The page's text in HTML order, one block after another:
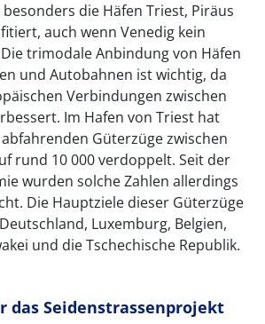
die Häfen Triest, Piräus
auch wenn Venedig kein
trimodale Anbindung von Häfen
und Autobahnen ist wichtig, da
Verbindungen zwischen
Im Hafen von Triest hat
Güterzüge zwischen
rund 10 000 verdoppelt. Seit der
wurden solche Zahlen allerdings
Die Hauptziele dieser Güterzüge
Luxemburg, Belgien,
und die Tschechische Republik.
das Seidenstrassenprojekt